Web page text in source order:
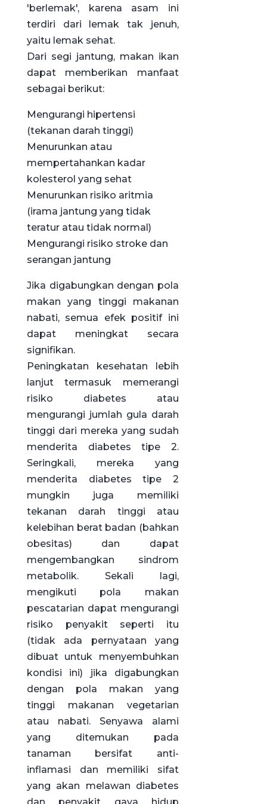
'berlemak', karena asam ini
terdiri dari lemak tak jenuh,
yaitu lemak sehat.
Dari segi jantung, makan ikan
dapat memberikan manfaat
sebagai berikut:
Mengurangi hipertensi
(tekanan darah tinggi)
Menurunkan atau
mempertahankan kadar
kolesterol yang sehat
Menurunkan risiko aritmia
(irama jantung yang tidak
teratur atau tidak normal)
Mengurangi risiko stroke dan
serangan jantung
Jika digabungkan dengan pola
makan yang tinggi makanan
nabati, semua efek positif ini
dapat meningkat secara
signifikan.
Peningkatan kesehatan lebih
lanjut termasuk memerangi
risiko diabetes atau
mengurangi jumlah gula darah
tinggi dari mereka yang sudah
menderita diabetes tipe 2.
Seringkali, mereka yang
menderita diabetes tipe 2
mungkin juga memiliki
tekanan darah tinggi atau
kelebihan berat badan (bahkan
obesitas) dan dapat
mengembangkan sindrom
metabolik. Sekali lagi,
mengikuti pola makan
pescatarian dapat mengurangi
risiko penyakit seperti itu
(tidak ada pernyataan yang
dibuat untuk menyembuhkan
kondisi ini) jika digabungkan
dengan pola makan yang
tinggi makanan vegetarian
atau nabati. Senyawa alami
yang ditemukan pada
tanaman bersifat anti-
inflamasi dan memiliki sifat
yang akan melawan diabetes